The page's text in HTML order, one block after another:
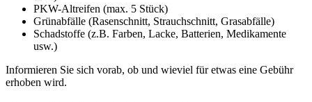
PKW-Altreifen (max. 5 Stück)
Grünabfälle (Rasenschnitt, Strauchschnitt, Grasabfälle)
Schadstoffe (z.B. Farben, Lacke, Batterien, Medikamente
usw.)
Informieren Sie sich vorab, ob und wieviel für etwas eine Gebühr
erhoben wird.